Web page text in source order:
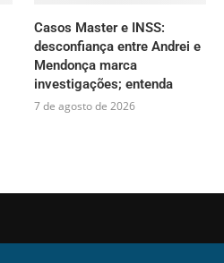
Casos Master e INSS:
desconfiança entre Andrei e
Mendonça marca
investigações; entenda
7 de agosto de 2026